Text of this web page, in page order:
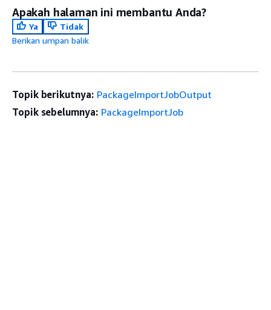
Apakah halaman ini membantu Anda?
Ya
Tidak
Berikan umpan balik
Topik berikutnya: PackageImportJobOutput
Topik sebelumnya: PackageImportJob